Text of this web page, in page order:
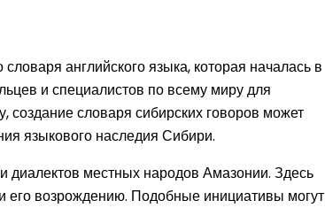
английского языка, которая началась в
и специалистов по всему миру для
создание словаря сибирских говоров может
языкового наследия Сибири.
диалектов местных народов Амазонии. Здесь
его возрождению. Подобные инициативы могут